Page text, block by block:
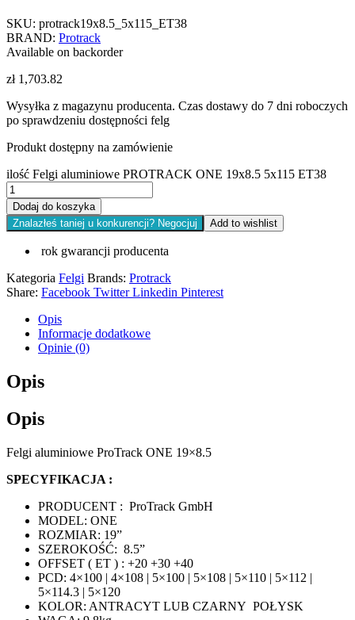
SKU: protrack19x8.5_5x115_ET38
BRAND: Protrack
Available on backorder
zł1,703.82
Wysyłka z magazynu producenta. Czas dostawy do 7 dni roboczych
po sprawdzeniu dostępności felg
Produkt dostępny na zamówienie
ilość Felgi aluminiowe PROTRACK ONE 19x8.5 5x115 ET38
Dodaj do koszyka
Znalazłeś taniej u konkurencji? Negocjuj
Add to wishlist
rok gwarancji producenta
Kategoria Felgi Brands: Protrack
Share: Facebook Twitter Linkedin Pinterest
Opis
Informacje dodatkowe
Opinie (0)
Opis
Opis
Felgi aluminiowe ProTrack ONE 19×8.5
SPECYFIKACJA :
PRODUCENT : ProTrack GmbH
MODEL: ONE
ROZMIAR: 19”
SZEROKOŚĆ: 8.5”
OFFSET ( ET ) : +20 +30 +40
PCD: 4×100 | 4×108 | 5×100 | 5×108 | 5×110 | 5×112 |
5×114.3 | 5×120
KOLOR: ANTRACYT LUB CZARNY POŁYSK